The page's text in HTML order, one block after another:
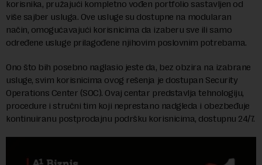
korisnika, pružajući kompletno vođen portfolio sastavljen od
više sajber usluga. Ove usluge su dostupne na modularan
način, omogućavajući korisnicima da izaberu sve ili samo
određene usluge prilagođene njihovim poslovnim potrebama.
Ono što bih posebno naglasio jeste da, bez obzira na izabrane
usluge, svim korisnicima ovog rešenja je dostupan Security
Operations Center (SOC). Ovaj centar predstavlja tehnologiju,
procedure i stručni tim koji neprestano nadgleda i obezbeđuje
kontinuiranu postprodajnu podršku korisnicima, dostupnu 24/7.